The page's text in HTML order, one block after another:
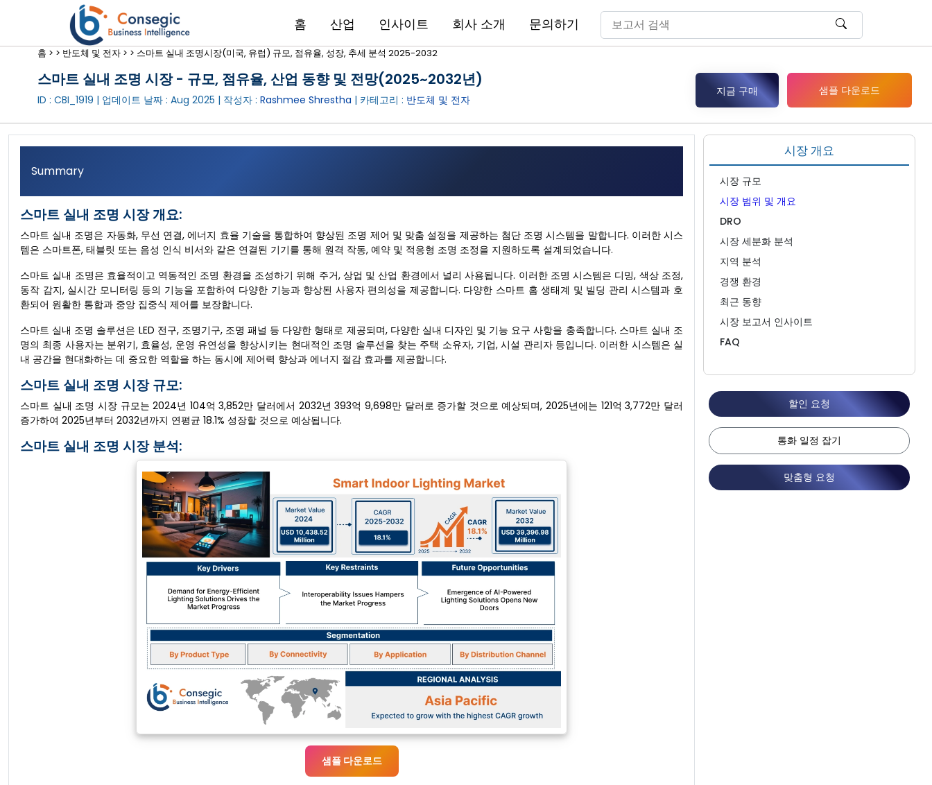
홈 산업 인사이트 회사 소개 문의하기
홈 > > 반도체 및 전자 > > 스마트 실내 조명시장(미국, 유럽) 규모, 점유율, 성장, 추세 분석 2025-2032
스마트 실내 조명 시장 - 규모, 점유율, 산업 동향 및 전망(2025~2032년)
ID : CBI_1919 | 업데이트 날짜 : Aug 2025 | 작성자 : Rashmee Shrestha | 카테고리 : 반도체 및 전자
지금 구매 샘플 다운로드
Summary
스마트 실내 조명 시장 개요:
스마트 실내 조명은 자동화, 무선 연결, 에너지 효율 기술을 통합하여 향상된 조명 제어 및 맞춤 설정을 제공하는 첨단 조명 시스템을 말합니다. 이러한 시스
템은 스마트폰, 태블릿 또는 음성 인식 비서와 같은 연결된 기기를 통해 원격 작동, 예약 및 적응형 조명 조정을 지원하도록 설계되었습니다.
스마트 실내 조명은 효율적이고 역동적인 조명 환경을 조성하기 위해 주거, 상업 및 산업 환경에서 널리 사용됩니다. 이러한 조명 시스템은 디밍, 색상 조정,
동작 감지, 실시간 모니터링 등의 기능을 포함하여 다양한 기능과 향상된 사용자 편의성을 제공합니다. 다양한 스마트 홈 생태계 및 빌딩 관리 시스템과 호
환되어 원활한 통합과 중앙 집중식 제어를 보장합니다.
스마트 실내 조명 솔루션은 LED 전구, 조명기구, 조명 패널 등 다양한 형태로 제공되며, 다양한 실내 디자인 및 기능 요구 사항을 충족합니다. 스마트 실내 조
명의 최종 사용자는 분위기, 효율성, 운영 유연성을 향상시키는 현대적인 조명 솔루션을 찾는 주택 소유자, 기업, 시설 관리자 등입니다. 이러한 시스템은 실
내 공간을 현대화하는 데 중요한 역할을 하는 동시에 제어력 향상과 에너지 절감 효과를 제공합니다.
스마트 실내 조명 시장 규모:
스마트 실내 조명 시장 규모는 2024년 104억 3,852만 달러에서 2032년 393억 9,698만 달러로 증가할 것으로 예상되며, 2025년에는 121억 3,772만 달러
증가하여 2025년부터 2032년까지 연평균 18.1% 성장할 것으로 예상됩니다.
스마트 실내 조명 시장 분석:
샘플 다운로드
시장 개요
시장 규모
시장 범위 및 개요
DRO
시장 세분화 분석
지역 분석
경쟁 환경
최근 동향
시장 보고서 인사이트
FAQ
할인 요청
통화 일정 잡기
맞춤형 요청